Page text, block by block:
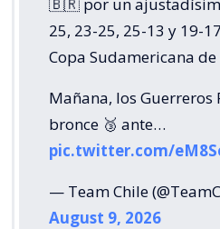
25, 23-25, 25-13 y 19-
Copa Sudamericana
Mañana, los Guerreros
bronce 🥉 ante…
pic.twitter.com/
— Team Chile
August 9, 2026